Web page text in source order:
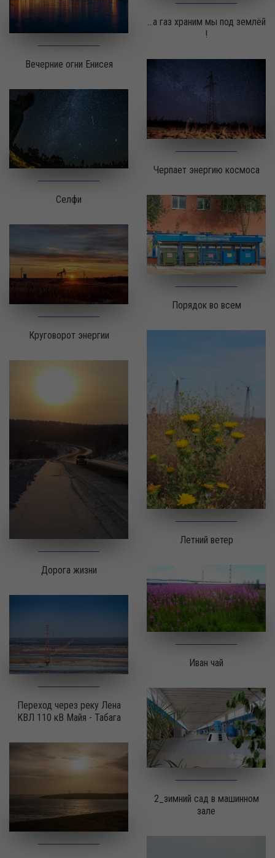
Вечерние огни Енисея
Селфи
...а газ храним мы под землёй
!
Круговорот энергии
Черпает энергию космоса
Дорога жизни
Порядок во всем
Переход через реку Лена
КВЛ 110 кВ Майя - Табага
Летний ветер
Иван чай
2_зимний сад в машинном
зале